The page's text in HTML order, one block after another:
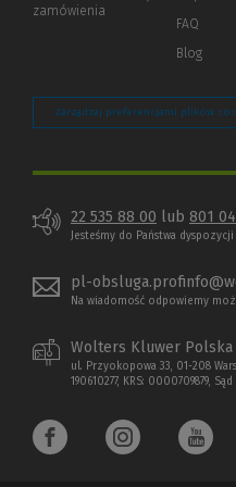
zamówienia
FAQ
Blog
Zarządzaj preferencjami plików
22 535 88 00 lub 801
Jesteśmy do Państwa
pl-
Na wiadomość odpowiemy
Wolters Kluwer Polska
ul. Przyokopowa 33, 01-208
190610277, KRS: 0000709879,